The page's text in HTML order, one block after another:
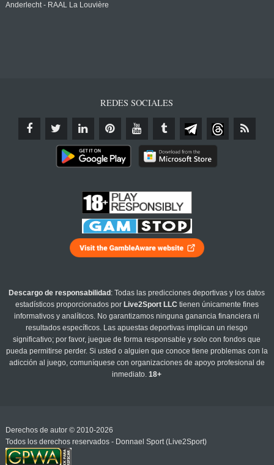
Anderlecht - RAAL La Louvière
REDES SOCIALES
Descargo de responsabilidad : Todas las predicciones deportivas y los datos
estadísticos proporcionados por Live2Sport LLC tienen únicamente fines
informativos y analíticos. No garantizamos ninguna ganancia financiera ni
resultados específicos. Las apuestas deportivas implican un riesgo
significativo; por favor, juegue de forma responsable y solo con fondos que
pueda permitirse perder. Si usted o alguien que conoce tiene problemas con la
adicción al juego, comuníquese con organizaciones de apoyo profesional de
inmediato.18+
Derechos de autor © 2010-2026
Todos los derechos reservados - Donnael Sport (Live2Sport)